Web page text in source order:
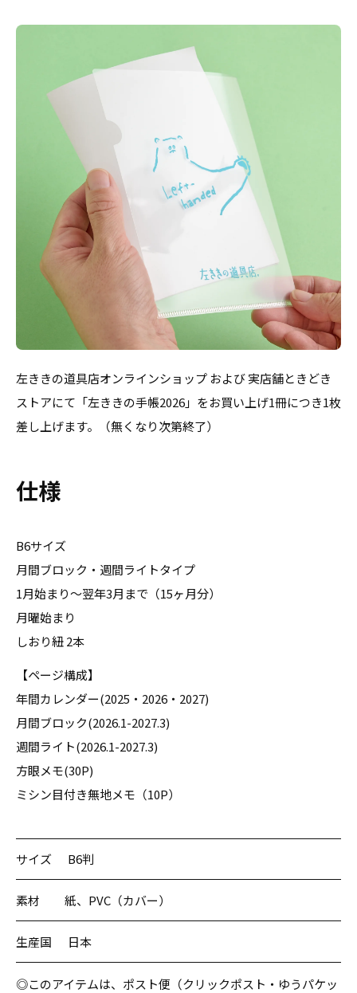
左ききの道具店オンラインショップ および 実店舗ときどき
ストアにて「左ききの手帳2026」をお買い上げ1冊につき1枚
差し上げます。（無くなり次第終了）
仕様
B6サイズ
月間ブロック・週間ライトタイプ
1月始まり〜翌年3月まで（15ヶ月分）
月曜始まり
しおり紐 2本
【ページ構成】
年間カレンダー(2025・2026・2027)
月間ブロック(2026.1-2027.3)
週間ライト(2026.1-2027.3)
方眼メモ(30P)
ミシン目付き無地メモ（10P）
サイズ B6判
素材 紙、PVC（カバー）
生産国 日本
◎このアイテムは、ポスト便（クリックポスト・ゆうパケッ